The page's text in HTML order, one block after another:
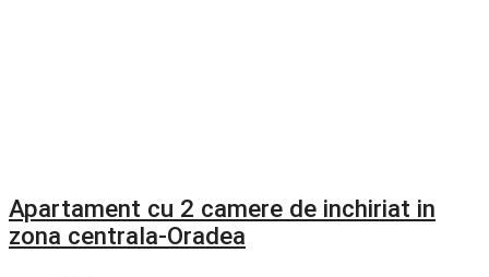
Apartament cu 2 camere de inchiriat in
zona centrala-Oradea